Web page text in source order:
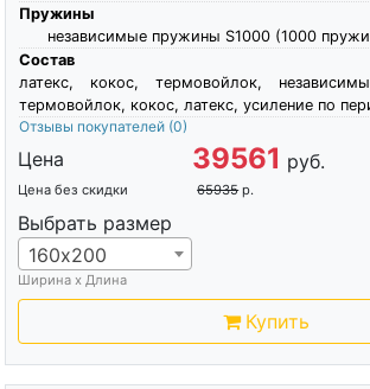
Пружины
независимые пружины S1000 (1000
Состав
латекс, кокос, термовойлок,
термовойлок, кокос, латекс, усиление по
Отзывы покупателей (0)
Цена 39561 руб.
Цена без скидки 65935 р.
Выбрать размер
160х200
Ширина х Длина
Купить